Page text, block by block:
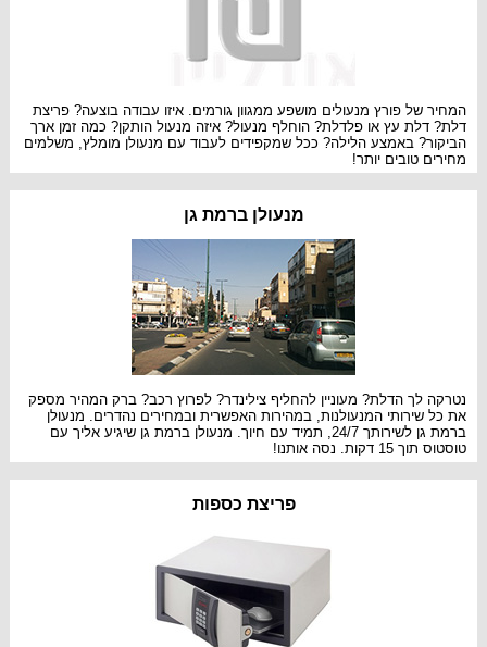
המחיר של פורץ מנעולים מושפע ממגוון גורמים. איזו עבודה בוצעה? פריצת
דלת? דלת עץ או פלדלת? הוחלף מנעול? איזה מנעול הותקן? כמה זמן ארך
הביקור? באמצע הלילה? ככל שמקפידים לעבוד עם מנעולן מומלץ, משלמים
מחירים טובים יותר!
מנעולן ברמת גן
נטרקה לך הדלת? מעוניין להחליף צילינדר? לפרוץ רכב? ברק המהיר מספק
את כל שירותי המנעולנות, במהירות האפשרית ובמחירים נהדרים. מנעולן
ברמת גן לשירותך 24/7, תמיד עם חיוך. מנעולן ברמת גן שיגיע אליך עם
טוסטוס תוך 15 דקות. נסה אותנו!
פריצת כספות